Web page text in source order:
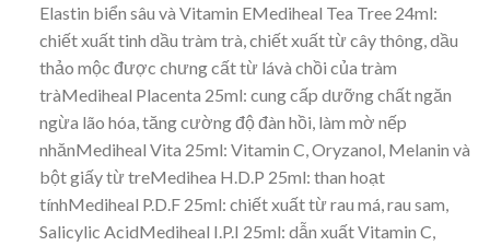
Elastin biển sâu và Vitamin EMediheal Tea Tree 24ml:
chiết xuất tinh dầu tràm trà, chiết xuất từ cây thông, dầu
thảo mộc được chưng cất từ lávà chồi của tràm
tràMediheal Placenta 25ml: cung cấp dưỡng chất ngăn
ngừa lão hóa, tăng cường độ đàn hồi, làm mờ nếp
nhănMediheal Vita 25ml: Vitamin C, Oryzanol, Melanin và
bột giấy từ treMedihea H.D.P 25ml: than hoạt
tínhMediheal P.D.F 25ml: chiết xuất từ rau má, rau sam,
Salicylic AcidMediheal I.P.I 25ml: dẫn xuất Vitamin C,